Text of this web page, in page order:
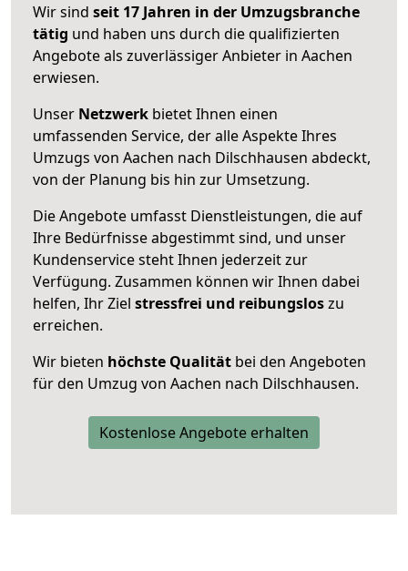
Wir sind seit 17 Jahren in der Umzugsbranche
tätig und haben uns durch die qualifizierten
Angebote als zuverlässiger Anbieter in Aachen
erwiesen.
Unser Netzwerk bietet Ihnen einen
umfassenden Service, der alle Aspekte Ihres
Umzugs von Aachen nach Dilschhausen abdeckt,
von der Planung bis hin zur Umsetzung.
Die Angebote umfasst Dienstleistungen, die auf
Ihre Bedürfnisse abgestimmt sind, und unser
Kundenservice steht Ihnen jederzeit zur
Verfügung. Zusammen können wir Ihnen dabei
helfen, Ihr Ziel stressfrei und reibungsloszu
erreichen.
Wir bieten höchste Qualität bei den Angeboten
für den Umzug von Aachen nach Dilschhausen.
Kostenlose Angebote erhalten